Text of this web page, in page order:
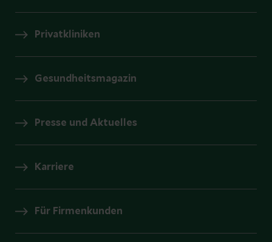
Privatkliniken
Gesundheitsmagazin
Presse und Aktuelles
Karriere
Für Firmenkunden